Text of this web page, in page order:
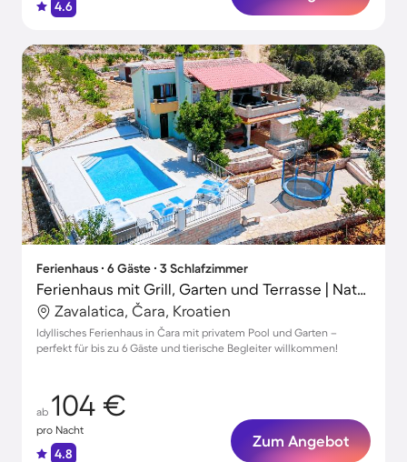
4.6
Ferienhaus ∙ 6 Gäste ∙ 3 Schlafzimmer
Ferienhaus mit Grill, Garten und Terrasse | Naturblick
Zavalatica, Čara, Kroatien
Idyllisches Ferienhaus in Čara mit privatem Pool und Garten –
perfekt für bis zu 6 Gäste und tierische Begleiter willkommen!
ab 104 €
pro Nacht
4.8
Zum Angebot